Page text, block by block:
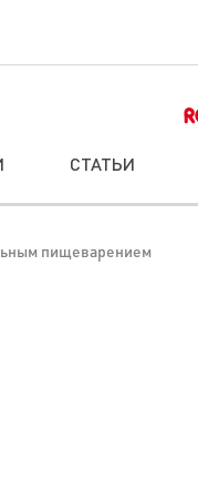
СТАТЬИ
пищеварением